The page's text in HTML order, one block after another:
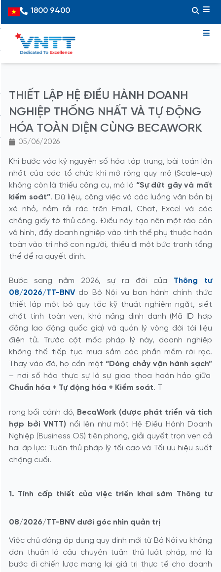
content
Vietnamese
1800 9400
THIẾT LẬP HỆ ĐIỀU HÀNH DOANH
NGHIỆP THỐNG NHẤT VÀ TỰ ĐỘNG
HÓA TOÀN DIỆN CÙNG BECAWORK
05/06/2026
Khi bước vào kỷ nguyên số hóa tập trung, bài toán lớn
nhất của các tổ chức khi mở rộng quy mô (Scale-up)
không còn là thiếu công cụ, mà là “Sự đứt gãy và mất
kiểm soát”. Dữ liệu, công việc và các luồng văn bản bị
xé nhỏ, nằm rải rác trên Email, Chat, Excel và các
chồng giấy tờ thủ công. Điều này tạo nên một rào cản
vô hình, đẩy doanh nghiệp vào tình thế phụ thuộc hoàn
toàn vào trí nhớ con người, thiếu đi một bức tranh tổng
thể để ra quyết định.
Bước sang năm 2026, sự ra đời của Thông tư
08/2026/TT-BNVdo Bộ Nội vụ ban hành chính thức
thiết lập một bộ quy tắc kỹ thuật nghiêm ngặt, siết
chặt tính toàn vẹn, khả năng định danh (Mã ID hợp
đồng lao động quốc gia) và quản lý vòng đời tài liệu
điện tử. Trước cột mốc pháp lý này, doanh nghiệp
không thể tiếp tục mua sắm các phần mềm rời rạc.
Thay vào đó, họ cần một “Dòng chảy vận hành sạch”
– nơi số hóa thực sự là sự giao thoa hoàn hảo giữa
Chuẩn hóa + Tự động hóa + Kiểm soát. T
rong bối cảnh đó, BecaWork (được phát triển và tích
hợp bởi VNTT) nổi lên như một Hệ Điều Hành Doanh
Nghiệp (Business OS) tiên phong, giải quyết trọn vẹn cả
hai áp lực: Tuân thủ pháp lý tối cao và Tối ưu hiệu suất
chặng cuối.
1. Tính cấp thiết của việc triển khai sớm Thông tư
08/2026/TT-BNV dưới góc nhìn quản trị
Việc chủ động áp dụng quy định mới từ Bộ Nội vụ không
đơn thuần là câu chuyện tuân thủ luật pháp, mà là
bước đi chiến lược mang lại giá trị thực tế cho doanh